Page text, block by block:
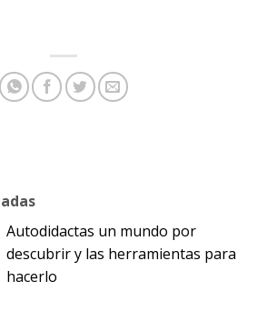
Autodidactas un mundo por
descubrir y las herramientas para
hacerlo